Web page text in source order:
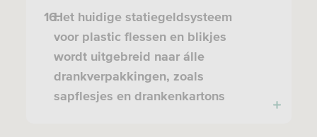
16.Het huidige statiegeldsysteem
voor plastic flessen en blikjes
wordt uitgebreid naar álle
drankverpakkingen, zoals
sapflesjes en drankenkartons